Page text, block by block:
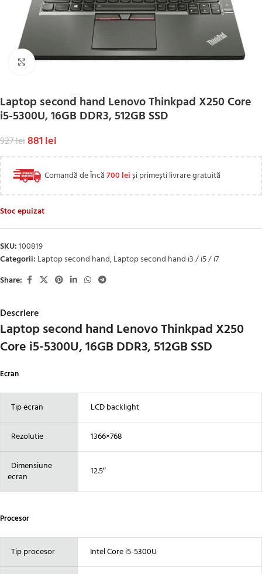
Click to enlarge
Laptop second hand Lenovo Thinkpad X250 Core
i5-5300U, 16GB DDR3, 512GB SSD
927lei881lei
Comandă de Încă700 leiși primești livrare gratuită
Stoc epuizat
SKU:100819
Categorii: Laptop second hand,Laptop second hand i3 / i5 / i7
Share:
Descriere
Laptop second hand Lenovo Thinkpad X250
Core i5-5300U, 16GB DDR3, 512GB SSD
Ecran
Tip ecran LCD backlight
Rezolutie 1366×768
Dimensiune
ecran
12.5″
Procesor
Tip procesor Intel Core i5-5300U